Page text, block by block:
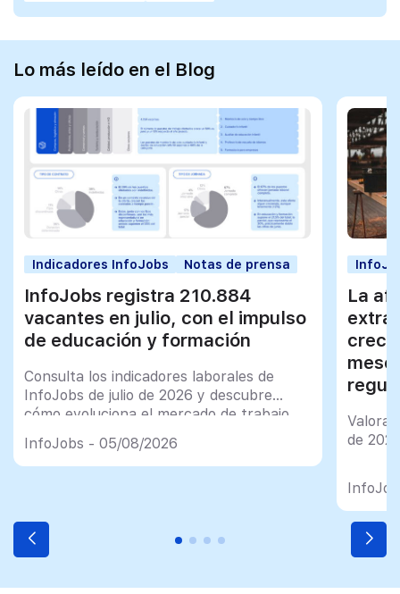
Lo más leído en el Blog
Indicadores InfoJobs Notas de prensa
InfoJobs registra 210.884
vacantes en julio, con el impulso
de educación y formación
Consulta los indicadores laborales de
InfoJobs de julio de 2026 y descubre
cómo evoluciona el mercado de trabajo
InfoJobs - 05/08/2026
La
de